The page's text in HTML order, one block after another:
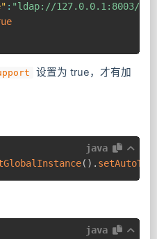
: "ldap://127.0.0.1:8003/
设置为 true，才有加
java
( ) .
java